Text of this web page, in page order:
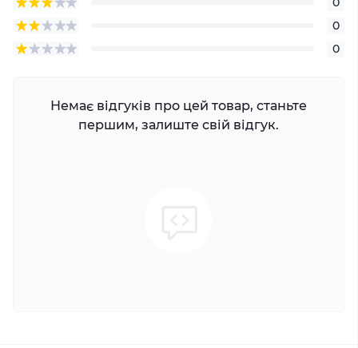
0
0
Немає відгуків про цей товар, станьте
першим, залиште свій відгук.